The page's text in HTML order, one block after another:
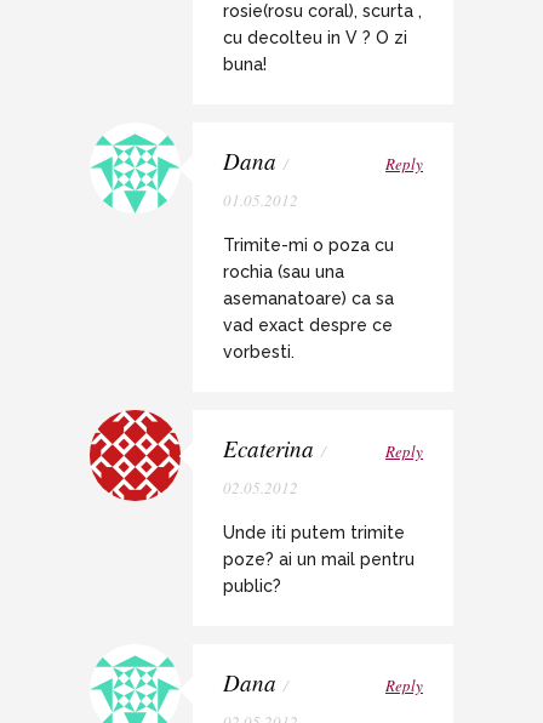
rosie(rosu coral), scurta ,
cu decolteu in V ? O zi
buna!
Dana /
01.05.2012
Reply
Trimite-mi o poza cu
rochia (sau una
asemanatoare) ca sa
vad exact despre ce
vorbesti.
Ecaterina /
02.05.2012
Reply
Unde iti putem trimite
poze? ai un mail pentru
public?
Dana /
Reply